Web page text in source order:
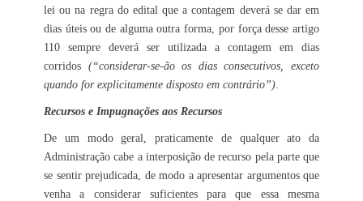
lei ou na regra do edital que a contagem deverá se dar em
dias úteis ou de alguma outra forma, por força desse artigo
110 sempre deverá ser utilizada a contagem em dias
corridos (“considerar-se-ão os dias consecutivos, exceto
quando for explicitamente disposto em contrário”).
Recursos e Impugnações aos Recursos
De um modo geral, praticamente de qualquer ato da
Administração cabe a interposição de recurso pela parte que
se sentir prejudicada, de modo a apresentar argumentos que
venha a considerar suficientes para que essa mesma